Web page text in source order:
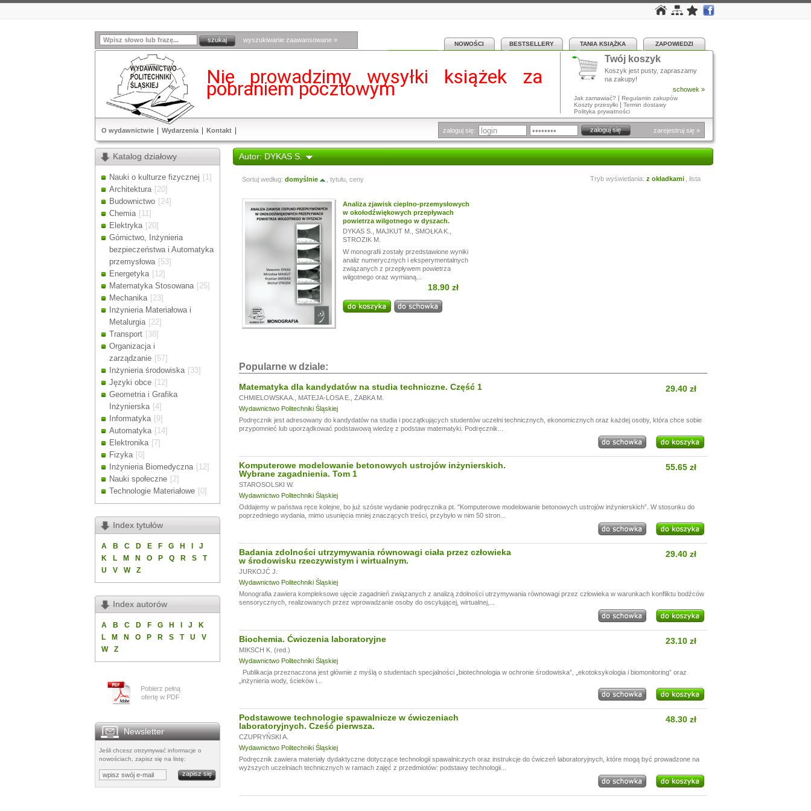
wyszukiwanie zaawansowane »
NOWOŚCI BESTSELLERY TANIA KSIĄŻKA ZAPOWIEDZI
Nie prowadzimy wysyłki książek za
pobraniem pocztowym
Drodzy Klienci!
Ze względu na przerwę wakacyjną, w dniach od
zamówienia mogą być realizowane z opóźnieniem.
Dziękujemy za wyrozumiałość.
Twój koszyk
Koszyk jest pusty, zapraszamy
na zakupy!
schowek »
Jak zamawiać? | Regulamin zakupów
Koszty przesyłki | Termin dostawy
Polityka prywatności
O wydawnictwie Wydarzenia Kontakt zaloguj się: zarejestruj się »
Katalog działowy
Nauki o kulturze fizycznej [1]
Architektura [20]
Budownictwo [24]
Chemia [11]
Elektryka [20]
Górnictwo, Inżynieria
bezpieczeństwa i Automatyka
przemysłowa [53]
Energetyka [12]
Matematyka Stosowana [25]
Mechanika [23]
Inżynieria Materiałowa i
Metalurgia [22]
Transport [38]
Organizacja i
zarządzanie [57]
Inżynieria środowiska [33]
Języki obce [12]
Geometria i Grafika
Inżynierska [4]
Informatyka [9]
Automatyka [14]
Elektronika [7]
Fizyka [0]
Inżynieria Biomedyczna [12]
Nauki społeczne [2]
Technologie Materiałowe [0]
Index tytułów
A B C D E F G H
J
K
L M N O P Q R S
T
U
V W Z
Index autorów
A B C D F G H J
K
L
M N O P R S T U
V
W
Z
Pobierz pełną
ofertę w PDF
Newsletter
Jeśli chcesz otrzymywać informacje o
nowościach, zapisz się na listę:
Autor: DYKAS S.
Sortuj według: domyślnie tytułu, ceny Tryb wyświetlania: z okładkami lista
Analiza zjawisk cieplno-przemysłowych
w okołodźwiękowych przepływach
powietrza wilgotnego w dyszach.
DYKAS S.
MAJKUT M. SMOŁKA K.
STROZIK M.
W monografii zostały przedstawione wyniki
analiz numerycznych i eksperymentalnych
związanych z przepływem powietrza
wilgotnego oraz wymianą...
18.90 zł
Popularne w dziale:
Matematyka dla kandydatów na studia techniczne. Część 1
CHMIELOWSKA A. MATEJA-LOSA E.
ŻABKA M.
Wydawnictwo Politechniki Śląskiej
29.40 zł
Podręcznik jest adresowany do kandydatów na studia i początkujących studentów uczelni technicznych, ekonomicznych oraz każdej osoby, która chce sobie
przypomnieć lub uporządkować podstawową wiedzę z podstaw matematyki. Podręcznik...
Komputerowe modelowanie betonowych ustrojów inżynierskich.
Wybrane zagadnienia. Tom 1
STAROSOLSKI W.
Wydawnictwo Politechniki Śląskiej
55.65 zł
Oddajemy w państwa ręce kolejne, bo już szóste wydanie podręcznika pt. "Komputerowe modelowanie betonowych ustrojów inżynierskich”. W stosunku do
poprzedniego wydania, mimo usunięcia mniej znaczących treści, przybyło w nim 50 stron...
Badania zdolności utrzymywania równowagi ciała przez człowieka
w środowisku rzeczywistym i wirtualnym.
JURKOJĆ J.
Wydawnictwo Politechniki Śląskiej
29.40 zł
Monografia zawiera kompleksowe ujęcie zagadnień związanych z analizą zdolności utrzymywania równowagi przez człowieka w warunkach konfliktu bodźców
sensorycznych, realizowanych przez wprowadzanie osoby do oscylującej, wirtualnej,...
Biochemia. Ćwiczenia laboratoryjne
MIKSCH K. (red.)
Wydawnictwo Politechniki Śląskiej
23.10 zł
Publikacja przeznaczona jest głównie z myślą o studentach specjalności „biotechnologia w ochronie środowiska”, „ekotoksykologia i biomonitoring” oraz
„inżynieria wody, ścieków i...
Podstawowe technologie spawalnicze w ćwiczeniach
laboratoryjnych. Cześć pierwsza.
CZUPRYŃSKI A.
Wydawnictwo Politechniki Śląskiej
48.30 zł
Podręcznik zawiera materiały dydaktyczne dotyczące technologii spawalniczych oraz instrukcje do ćwiczeń laboratoryjnych, które mogą być prowadzone na
wyższych uczelniach technicznych w ramach zajęć z przedmiotów: podstawy technologii...